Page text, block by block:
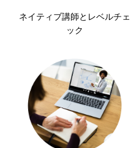
ネイティブ講師とレベルチェ
ック